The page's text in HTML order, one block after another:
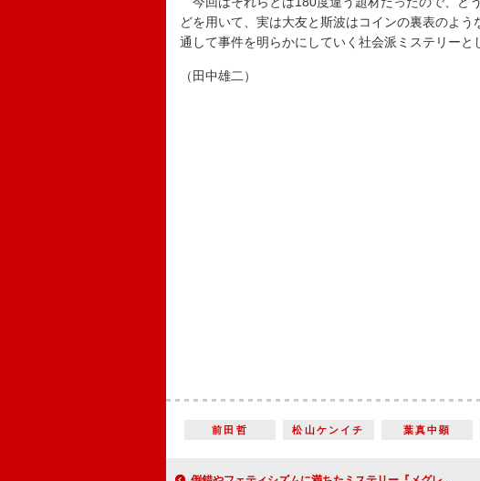
どを用いて、実は大友と斯波はコインの裏表のよ
通して事件を明らかにしていく社会派ミステリーと
（田中雄二）
前田哲 松山ケンイチ 葉真中顕